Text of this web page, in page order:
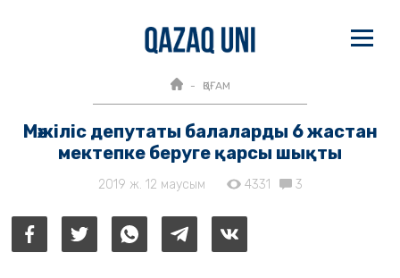
ҚОҒАМ
Мәжіліс депутаты балаларды 6 жастан
мектепке беруге қарсы шықты
2019 ж. 12 маусым 4331 3